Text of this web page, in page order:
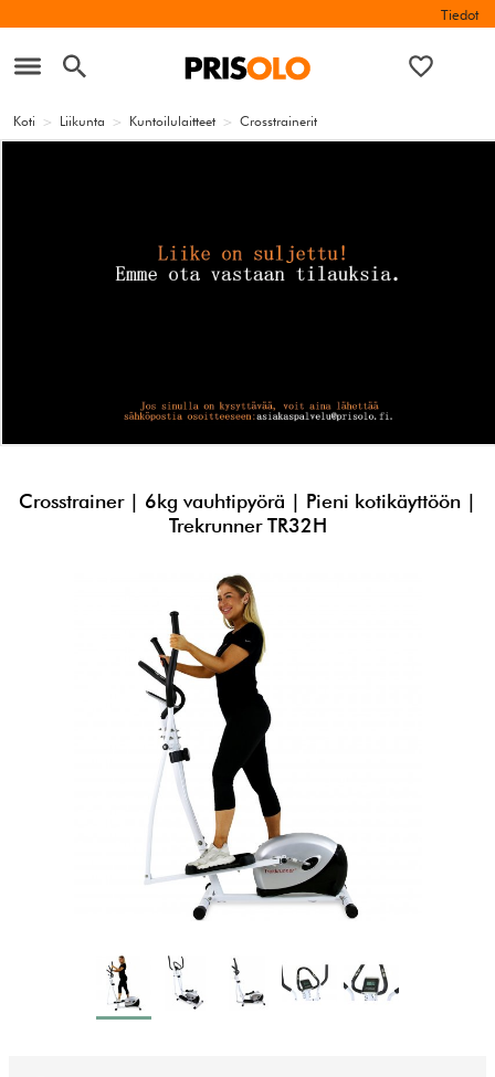
Tiedot
Koti > Liikunta > Kuntoilulaitteet > Crosstrainerit
Crosstrainer | 6kg vauhtipyörä | Pieni kotikäyttöön |
Trekrunner TR32H